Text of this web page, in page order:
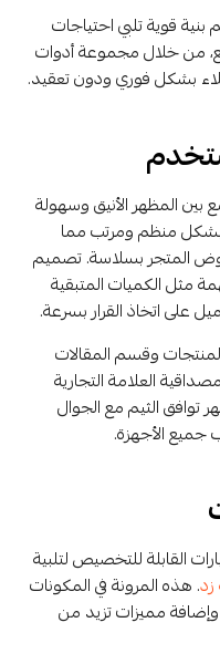
بنية قوية تلبي احتياجات
من خلال مجموعة أدوات
بشكل فوري ودون تعقيد.
المظهر الأنيق وسهولة
بشكل منظم ومرتب مما
المتجر بسلاسة. تصميم
مثل الكميات المتبقية
على اتخاذ القرار بسرعة.
وقسم المقالات
العلامة التجارية
توافق الثيم مع الجوال
جميع الأجهزة.
القابلة للتخصيص لتلبية
. هذه المرونة في المكونات
مميزات تزيد من